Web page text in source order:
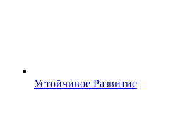
Устойчивое Развитие